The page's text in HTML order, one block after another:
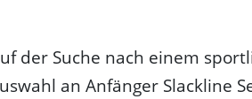
der Suche nach einem
an Anfänger Slackline